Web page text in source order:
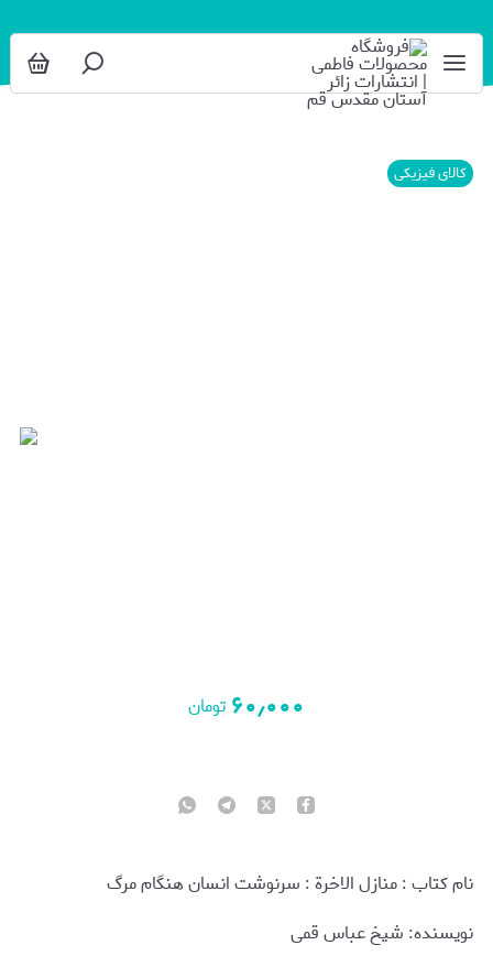
کالای فیزیکی
۶۰٫۰۰۰ تومان
نام کتاب : منازل الاخرة : سرنوشت انسان هنگام مرگ
نویسنده: شیخ عباس قمی